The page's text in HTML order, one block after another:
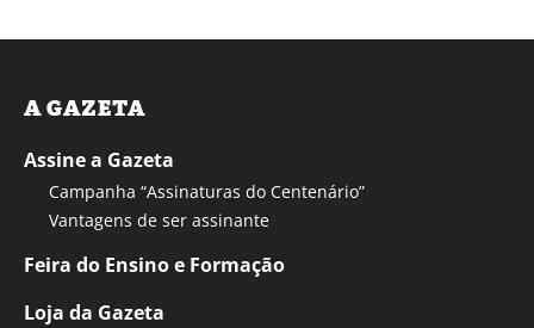
A GAZETA
Assine a Gazeta
Campanha “Assinaturas do Centenário”
Vantagens de ser assinante
Feira do Ensino e Formação
Loja da Gazeta